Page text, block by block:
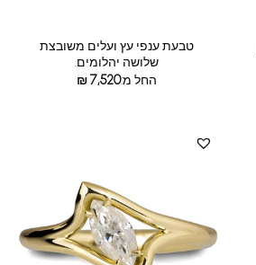
טבעת ענפי עץ ועלים משובצת
שלושה יהלומים.
החל מ:
₪7,520